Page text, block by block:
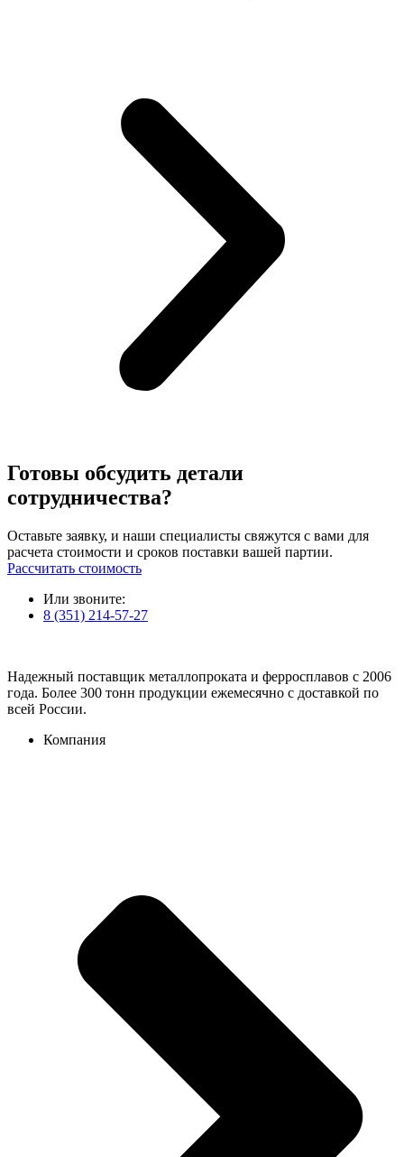
Готовы обсудить детали
сотрудничества?
Оставьте заявку, и наши специалисты свяжутся с вами для
расчета стоимости и сроков поставки вашей партии.
Рассчитать стоимость
Или звоните:
8 (351) 214-57-27
Надежный поставщик металлопроката и ферросплавов с 2006
года. Более 300 тонн продукции ежемесячно с доставкой по
всей России.
Компания